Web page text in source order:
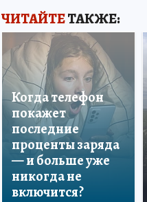
ЧИТАЙТЕТАКЖЕ:
Когда телефон
покажет
последние
проценты заряда
— и больше уже
никогда не
включится?